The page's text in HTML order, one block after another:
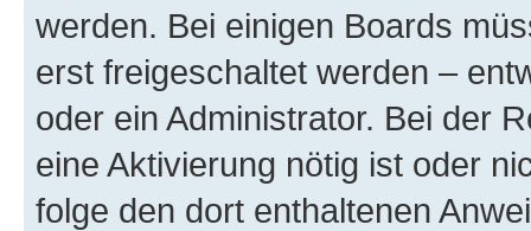
werden. Bei einigen Boards
erst freigeschaltet werden –
oder ein Administrator. Bei der
eine Aktivierung nötig ist oder
folge den dort enthaltenen